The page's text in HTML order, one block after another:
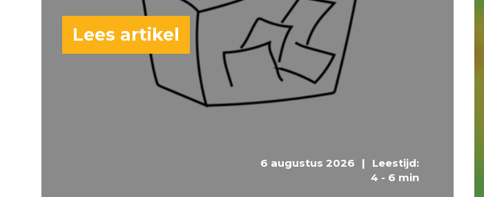
6 augustus 2026 |
Leestijd:
4 - 6 min
Lees artikel